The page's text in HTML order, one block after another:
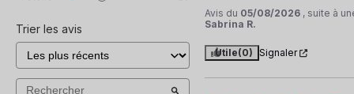
NFC
IMEI
Trier les avis
Avis du 05/08/2026 , suite à
Sabrina R.
Utile(0) Signaler